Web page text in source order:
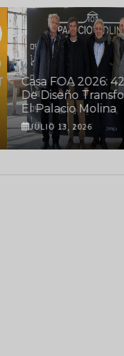
Casa FOA 2026:
De Diseño
El Palacio Molina
JULIO 13, 2026